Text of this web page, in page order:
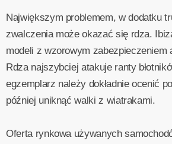
Największym problemem, w dodatku
zwalczenia może okazać się rdza.
modeli z wzorowym zabezpieczeniem
Rdza najszybciej atakuje ranty
egzemplarz należy dokładnie ocenić
później uniknąć walki z wiatrakami.
Oferta rynkowa używanych